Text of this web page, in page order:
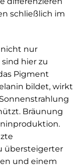
schließlich im
nicht nur
hier zu
Pigment
bildet, wirkt
Bräunung
übersteigerter
und einem